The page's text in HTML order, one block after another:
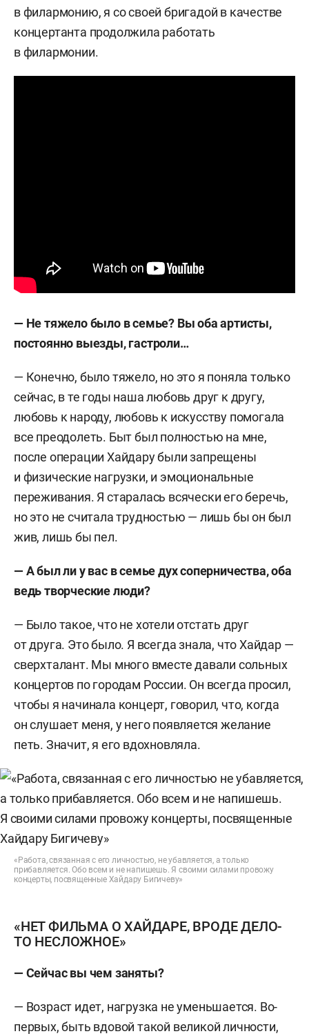
в филармонию, я со своей бригадой в качестве
концертанта продолжила работать
в филармонии.
— Не тяжело было в семье? Вы оба артисты,
постоянно выезды, гастроли…
— Конечно, было тяжело, но это я поняла только
сейчас, в те годы наша любовь друг к другу,
любовь к народу, любовь к искусству помогала
все преодолеть. Быт был полностью на мне,
после операции Хайдару были запрещены
и физические нагрузки, и эмоциональные
переживания. Я старалась всячески его беречь,
но это не считала трудностью — лишь бы он был
жив, лишь бы пел.
— А был ли у вас в семье дух соперничества, оба
ведь творческие люди?
— Было такое, что не хотели отстать друг
от друга. Это было. Я всегда знала, что Хайдар —
сверхталант. Мы много вместе давали сольных
концертов по городам России. Он всегда просил,
чтобы я начинала концерт, говорил, что, когда
он слушает меня, у него появляется желание
петь. Значит, я его вдохновляла.
«Работа, связанная с его личностью, не убавляется, а только
прибавляется. Обо всем и не напишешь. Я своими силами провожу
концерты, посвященные Хайдару Бигичеву»
«НЕТ ФИЛЬМА О ХАЙДАРЕ, ВРОДЕ ДЕЛО-
ТО НЕСЛОЖНОЕ»
— Сейчас вы чем заняты?
— Возраст идет, нагрузка не уменьшается. Во-
первых, быть вдовой такой великой личности,